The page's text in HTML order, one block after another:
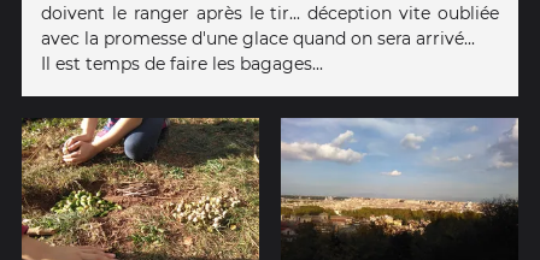
doivent le ranger après le tir... déception vite oubliée
avec la promesse d'une glace quand on sera arrivé...
Il est temps de faire les bagages...